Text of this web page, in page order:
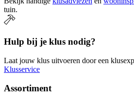
tuin.
Hulp bij je klus nodig?
Laat jouw klus uitvoeren door een
Klusservice
Assortiment